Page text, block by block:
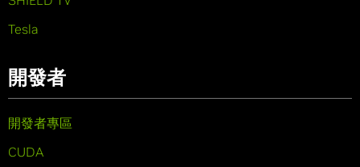
Tesla
開發者
開發者專區
CUDA